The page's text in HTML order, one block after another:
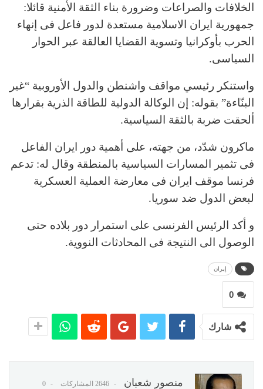
‌الخلافات والصراعات وضرورة‌ بناء الثقة الأمنیة قائلا:
جمهوریة ‌ایران الاسلامیة ‌مستعدة لدور فاعل فی إنهاء
الحرب بأوکرانیا وتسویة‌ القضایا العالقة عبر الحوار
السیاسی.
واستنكر رئیسي مواقف واشنطن والدول الأوروبیة “غیر
البنّاءة” بقوله: إن الوکالة الدولیة للطاقة الذریة بقرارها
ألحقت ضربة بالثقة السیاسیة.
ماکرون شدّد، من جهته، علی أهمیة‌ دور ایران الفاعل
فی تثمير المسارات السیاسیة بالمنطقة وقال له: تدعم
فرنسا موقف ایران فی معارضة العملیة ‌العسکریة
لبعض الدول ضد سوریا.
و أکد الرئیس الفرنسی علی استمرار دور بلاده حتی
الوصول الی النتیجة فی المحادثات النوویة.
إيران
0
شارك
منصور شعبان 2646 المشاركات 0